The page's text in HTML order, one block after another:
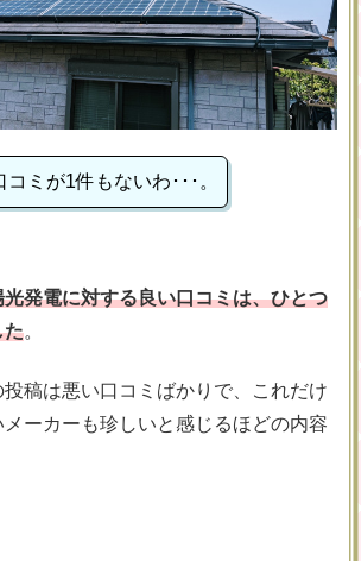
コミが1件もないわ･･･。
発電に対する良い口コミは、ひとつ
た。
稿は悪い口コミばかりで、これだけ
ーカーも珍しいと感じるほどの内容